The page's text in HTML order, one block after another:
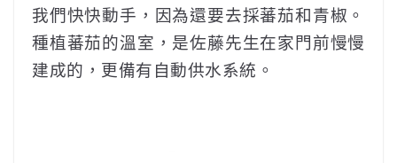
我們快快動手，因為還要去採蕃茄和青椒。
種植蕃茄的溫室，是佐藤先生在家門前慢慢
建成的，更備有自動供水系統。